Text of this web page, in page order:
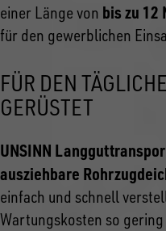
einer Länge von bis zu 12
für den gewerblichen
FÜR DEN
GERÜSTET
UNSINN
ausziehbare
einfach und schnell
Wartungskosten so